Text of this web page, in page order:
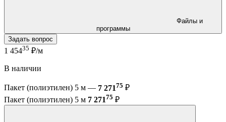
программы
Задать вопрос
1 45435 ₽/м
В наличии
Пакет (полиэтилен) 5 м — 7 27175 ₽
Пакет (полиэтилен) 5 м 7 27175 ₽